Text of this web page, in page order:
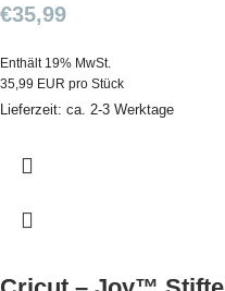
€35,99
Enthält 19% MwSt.
35,99 EUR pro Stück
Lieferzeit: ca. 2-3 Werktage